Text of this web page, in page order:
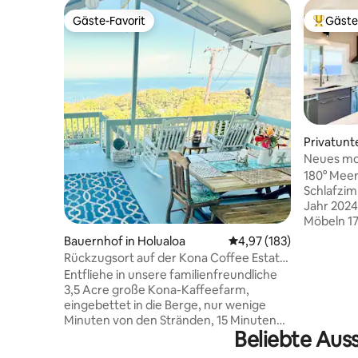
Gäste-Favorit
Gäste-Favorit
Bauernhof in Holualoa Durchschnittliche
4,97 (183)
Rückzugsort auf der Kona Coffee Estate
| Blick auf Ozean und Sonnenuntergang
Entfliehe in unsere familienfreundliche
3,5 Acre große Kona-Kaffeefarm,
eingebettet in die Berge, nur wenige
Minuten von den Stränden, 15 Minuten
von Kailua-Kona und 5 Minuten von
ona
Neues
180°
Jahr
Möbeln
bei
Beliebte